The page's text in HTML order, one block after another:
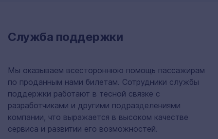
Служба поддержки
Мы оказываем всестороннюю помощь пассажирам
по проданным нами билетам. Сотрудники службы
поддержки работают в тесной связке с
разработчиками и другими подразделениями
компании, что выражается в высоком качестве
сервиса и развитии его возможностей.